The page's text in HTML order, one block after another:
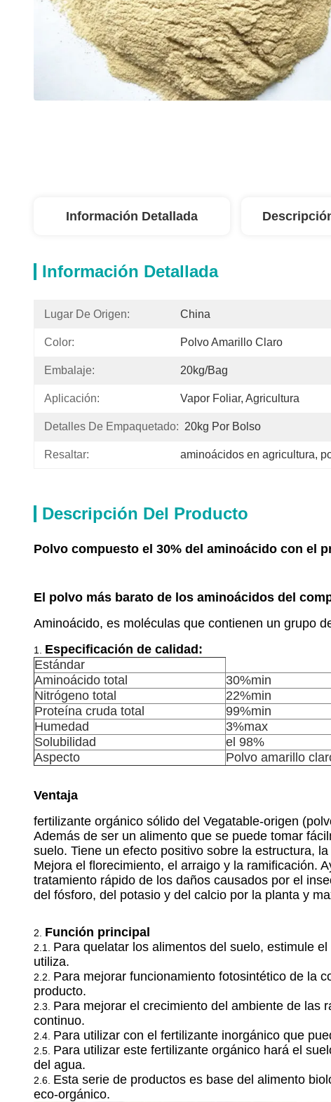
Información Detallada
Información Detallada
Lugar De Origen: China
Color: Polvo Amarillo Claro
Embalaje: 20kg/bag
Aplicación: Vapor Foliar, Agricultura
Detalles De Empaquetado: 20kg Por Bolso
Resaltar: aminoácidos en agricultura,
Descripción Del Producto
Polvo compuesto el 30% del aminoácido con el
El polvo más barato de los aminoácidos del
Aminoácido, es moléculas que contienen un grupo
1. Especificación de calidad:
Estándar
Aminoácido total
30%min
Nitrógeno total
22%min
Proteína cruda total
99%min
Humedad
3%max
Solubilidad
el 98%
Aspecto
Polvo amarillo
Ventaja
fertilizante orgánico sólido del Vegatable-origen
Además de ser un alimento que se puede tomar
suelo. Tiene un efecto positivo sobre la estructura,
Mejora el florecimiento, el arraigo y la ramificación.
tratamiento rápido de los daños causados por el
del fósforo, del potasio y del calcio por la planta y
2. Función principal
2.1. Para quelatar los alimentos del suelo, estimule
utiliza.
2.2. Para mejorar funcionamiento fotosintético de la
producto.
2.3. Para mejorar el crecimiento del ambiente de las
continuo.
2.4. Para utilizar con el fertilizante inorgánico que
2.5. Para utilizar este fertilizante orgánico hará el
del agua.
2.6. Esta serie de productos es base del alimento
eco-orgánico.